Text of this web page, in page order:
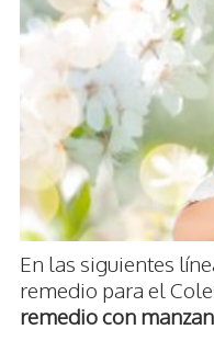
En las siguientes
remedio para el
remedio con